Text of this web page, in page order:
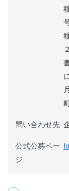
問い合わせ先
公式公募ペー
ジ